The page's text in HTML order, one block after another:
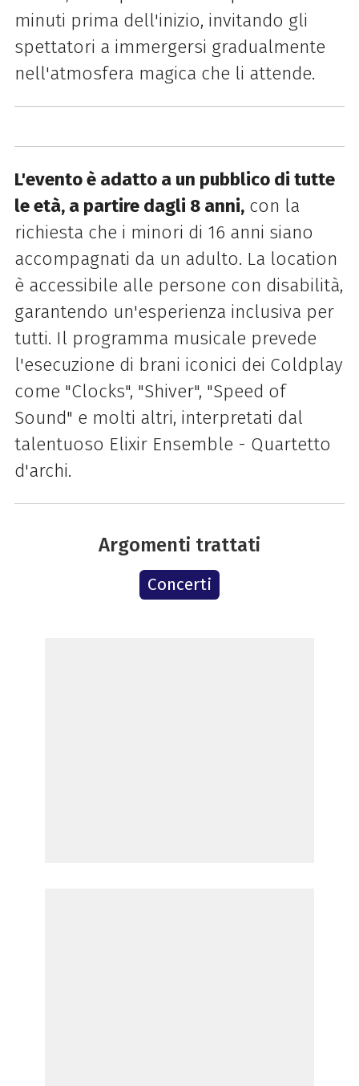
minuti prima dell'inizio, invitando gli
spettatori a immergersi gradualmente
nell'atmosfera magica che li attende.
L'evento è adatto a un pubblico di tutte
le età, a partire dagli 8 anni,con la
richiesta che i minori di 16 anni siano
accompagnati da un adulto. La location
è accessibile alle persone con disabilità,
garantendo un'esperienza inclusiva per
tutti. Il programma musicale prevede
l'esecuzione di brani iconici dei Coldplay
come "Clocks", "Shiver", "Speed of
Sound" e molti altri, interpretati dal
talentuoso Elixir Ensemble - Quartetto
d'archi.
Argomenti trattati
Concerti